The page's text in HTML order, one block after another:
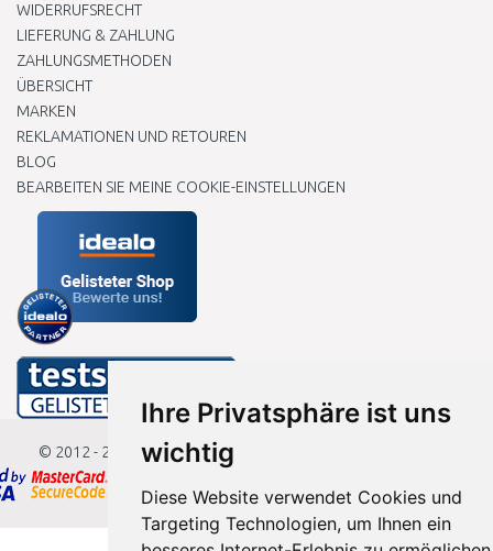
Ihre Privatsphäre ist uns
wichtig
Diese Website verwendet Cookies und
Targeting Technologien, um Ihnen ein
WIDERRUFSRECHT
LIEFERUNG & ZAHLUNG
ZAHLUNGSMETHODEN
ÜBERSICHT
MARKEN
REKLAMATIONEN UND RETOUREN
BLOG
BEARBEITEN SIE MEINE COOKIE-EINSTELLUNGEN
© 2012 - 2026 Baumarkteu.de